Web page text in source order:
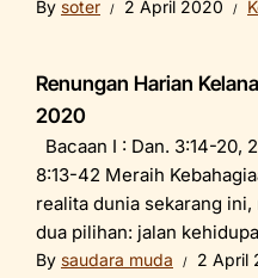
By soter 2 April 2020
Renungan Harian
2020
Bacaan I : Dan. 3:14-20,
8:13-42 Meraih
realita dunia sekarang
dua pilihan: jalan
By saudara muda 2 April